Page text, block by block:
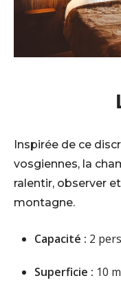
Inspirée de ce
vosgiennes, la
ralentir, observer
montagne.
Capacité : 2
Superficie : 10